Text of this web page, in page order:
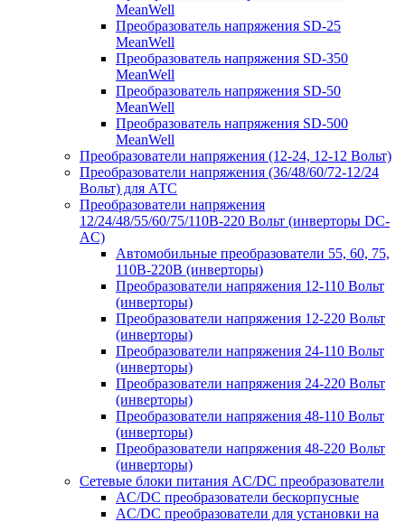
MeanWell
Преобразователь напряжения SD-25
MeanWell
Преобразователь напряжения SD-350
MeanWell
Преобразователь напряжения SD-50
MeanWell
Преобразователь напряжения SD-500
MeanWell
Преобразователи напряжения (12-24, 12-12 Вольт)
Преобразователи напряжения (36/48/60/72-12/24
Вольт) для АТС
Преобразователи напряжения
12/24/48/55/60/75/110В-220 Вольт (инверторы DC-
AC)
Автомобильные преобразователи 55, 60, 75,
110В-220В (инверторы)
Преобразователи напряжения 12-110 Вольт
(инверторы)
Преобразователи напряжения 12-220 Вольт
(инверторы)
Преобразователи напряжения 24-110 Вольт
(инверторы)
Преобразователи напряжения 24-220 Вольт
(инверторы)
Преобразователи напряжения 48-110 Вольт
(инверторы)
Преобразователи напряжения 48-220 Вольт
(инверторы)
Сетевые блоки питания AC/DC преобразователи
AC/DC преобразователи бескорпусные
AC/DC преобразователи для установки на